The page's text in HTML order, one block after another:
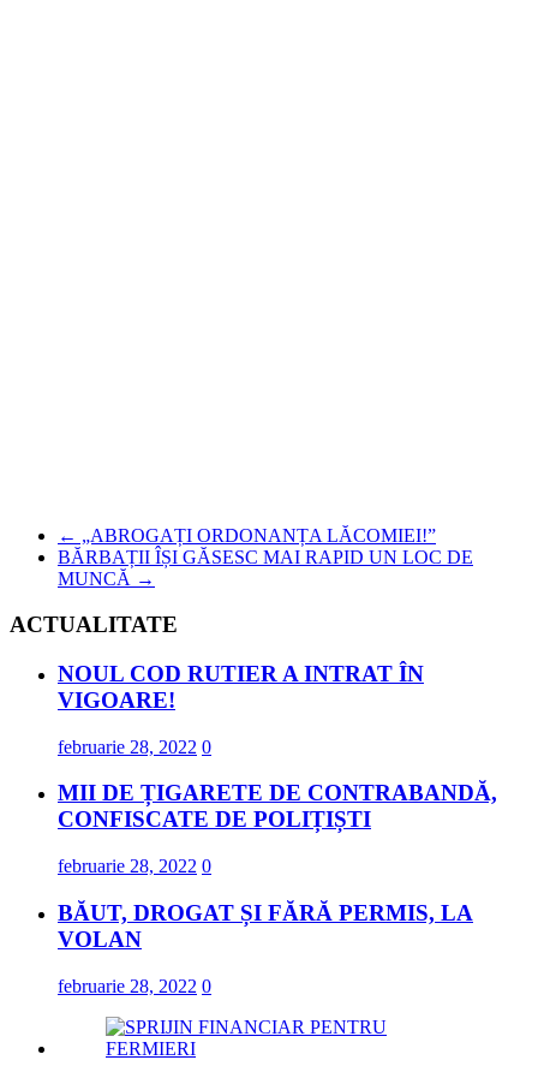
← „ABROGAȚI ORDONANȚA LĂCOMIEI!”
BĂRBAȚII ÎȘI GĂSESC MAI RAPID UN LOC DE
MUNCĂ →
ACTUALITATE
NOUL COD RUTIER A INTRAT ÎN
VIGOARE!
februarie 28, 2022 0
MII DE ȚIGARETE DE CONTRABANDĂ,
CONFISCATE DE POLIȚIȘTI
februarie 28, 2022 0
BĂUT, DROGAT ȘI FĂRĂ PERMIS, LA
VOLAN
februarie 28, 2022 0